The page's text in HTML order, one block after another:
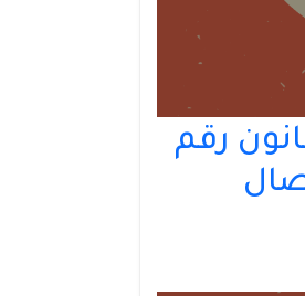
المادة 5 من القانون رقم